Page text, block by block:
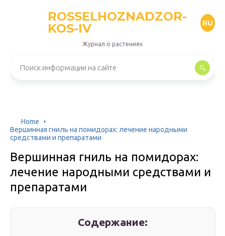
ROSSELHOZNADZOR-
KOS-IV
RU
Журнал о растениях
Home
Вершинная гниль на помидорах: лечение народными
средствами и препаратами
Вершинная гниль на помидорах:
лечение народными средствами и
препаратами
Содержание: